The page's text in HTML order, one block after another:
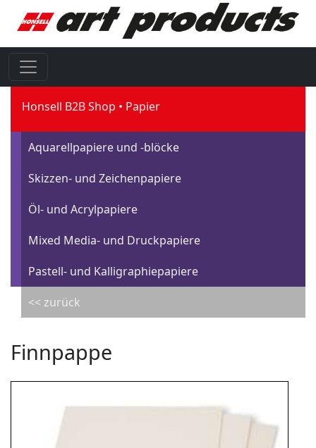
Honsell B2B Shop Papier
Aquarellpapiere und -blöcke
Skizzen- und Zeichenpapiere
Öl- und Acrylpapiere
Mixed Media- und Druckpapiere
Pastell- und Kalligraphiepapiere
<< zurück
Finnpappe